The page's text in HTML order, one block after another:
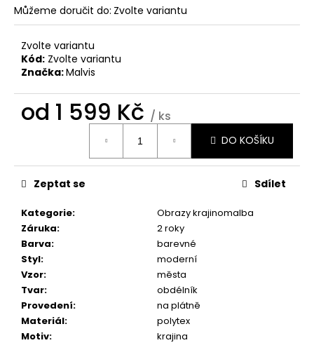
Můžeme doručit do: Zvolte variantu
Zvolte variantu
Kód: Zvolte variantu
Značka:Malvis
od 1 599 Kč / ks
DO KOŠÍKU
Kategorie:
Obrazy krajinomalba
Záruka:
2 roky
Barva:
barevné
Styl:
moderní
Vzor:
města
Tvar:
obdélník
Provedení:
na plátně
Materiál:
polytex
Motiv: krajina
Zeptat se Sdílet
o
r
u
č
u
j
m
NA
SLUNEČNICE
599
Kč